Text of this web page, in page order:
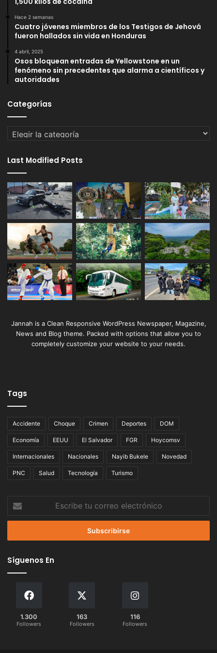
Hace 2 semanas
Cuatro jóvenes miembros de los Testigos de Jehová
fueron hallados sin vida en Honduras
4 abril, 2025
Osos bloquean entradas de Yellowstone en un
fenómeno sin precedentes que alarma a científicos y
autoridades
Categorías
Categorías
Last Modified Posts
Jannah is a Clean Responsive WordPress Newspaper, Magazine,
News and Blog theme. Packed with options that allow you to
completely customize your website to your needs.
Tags
Accidente Choque Crimen Deportes DOM
Economía EEUU El Salvador FGR Hoycomsv
Internacionales Nacionales Nayib Bukele Novedad
PNC Salud Tecnología Turismo
tu
correo
Síguenos En
1.300
Followers
163
Followers
116
Followers